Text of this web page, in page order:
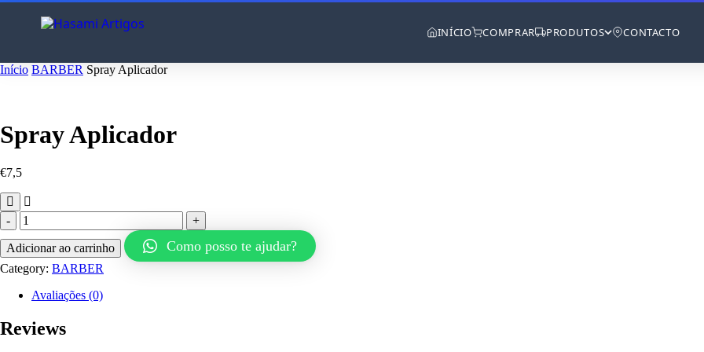
INÍCIO COMPRAR PRODUTOS CONTACTO
Início BARBER Spray Aplicador
Spray Aplicador
€7,5
Spray
Aplicador
quantity
Adicionar ao carrinho Como posso te ajudar?
Category: BARBER
Avaliações (0)
Reviews